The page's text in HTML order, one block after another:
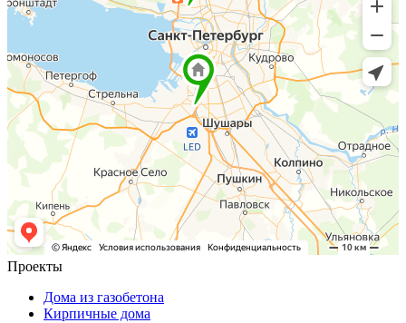
Проекты
Дома из газобетона
Кирпичные дома